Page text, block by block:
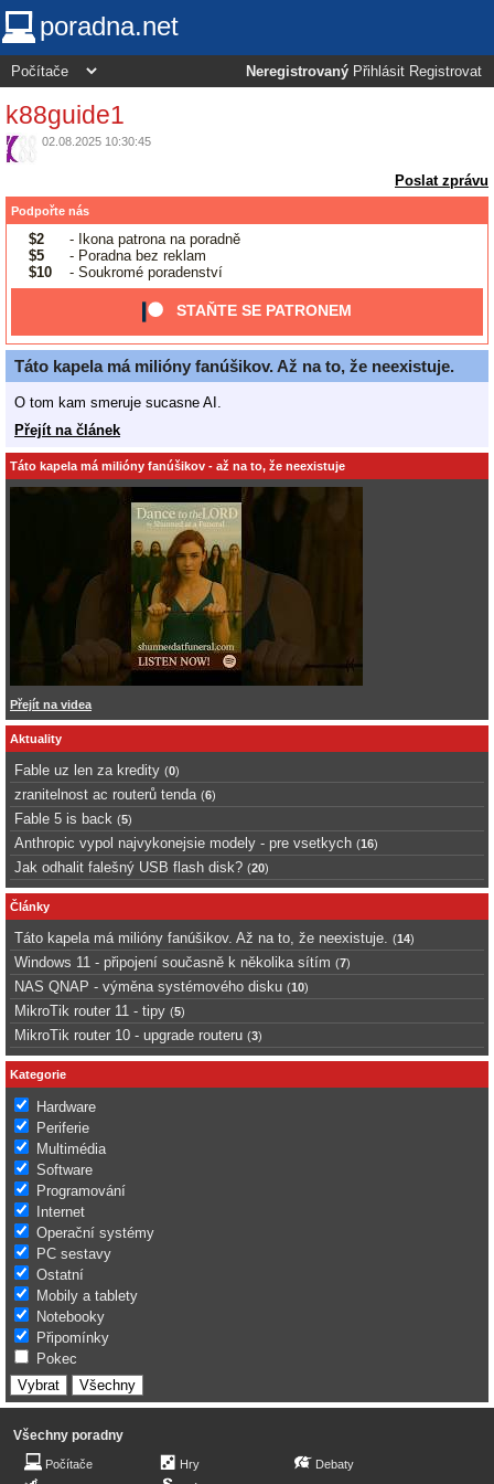
poradna.net
Neregistrovaný Přihlásit Registrovat
k88guide1
02.08.2025 10:30:45
Poslat zprávu
Podpořte nás
$2
- Ikona patrona na poradně
$5
- Poradna bez reklam
$10
- Soukromé poradenství
STAŇTE SE PATRONEM
Táto kapela má milióny fanúšikov. Až na to, že neexistuje.
O tom kam smeruje sucasne AI.
Přejít na článek
Táto kapela má milióny fanúšikov - až na to, že neexistuje
Přejít na videa
Aktuality
Fable uz len za kredity (0)
zranitelnost ac routerů tenda (6)
Fable 5 is back (5)
Anthropic vypol najvykonejsie modely - pre vsetkych (16)
Jak odhalit falešný USB flash disk? (20)
Články
Táto kapela má milióny fanúšikov. Až na to, že neexistuje. (14)
Windows 11 - připojení současně k několika sítím (7)
NAS QNAP - výměna systémového disku (10)
MikroTik router 11 - tipy (5)
MikroTik router 10 - upgrade routeru (3)
Kategorie
Hardware
Periferie
Multimédia
Software
Programování
Internet
Operační systémy
PC sestavy
Ostatní
Mobily a tablety
Notebooky
Připomínky
Pokec
Všechny poradny
Počítače
Hry
Debaty